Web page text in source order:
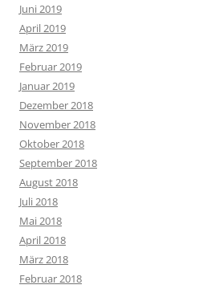
Juni 2019
April 2019
März 2019
Februar 2019
Januar 2019
Dezember 2018
November 2018
Oktober 2018
September 2018
August 2018
Juli 2018
Mai 2018
April 2018
März 2018
Februar 2018